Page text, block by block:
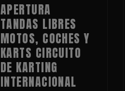
APERTURA
TANDAS LIBRES
MOTOS, COCHES Y
KARTS CIRCUITO
DE KARTING
INTERNACIONAL